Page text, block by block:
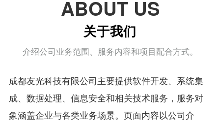
ABOUT US
关于我们
介绍公司业务范围、服务内容和项目配合方式。
成都友光科技有限公司主要提供软件开发、系统集
成、数据处理、信息安全和相关技术服务，服务对
象涵盖企业与各类业务场景。页面内容以公司介